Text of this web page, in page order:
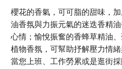
櫻花的香氣，可可脂的甜味，
油香氛與力振元氣的迷迭香精
心情；愉悅振奮的香蜂草精油
植物香氛，可幫助抒解壓力情緒
當您上班、工作勞累或是逛街